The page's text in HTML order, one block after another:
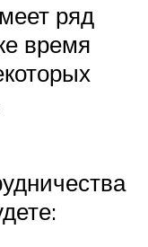
ряд
время